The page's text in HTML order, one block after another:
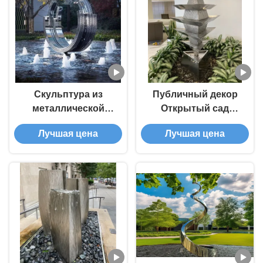
Скульптура из
металлической
нержавеющей стали
Morning Glory Water
Лучшая цена
Публичный декор
Открытый сад
Водный фонтан
Скульптура из
Лучшая цена